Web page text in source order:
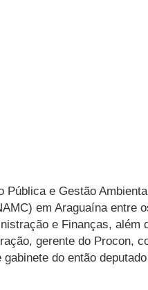
e Gestão
em Araguaína entre
e Finanças, além
gerente do Procon,
do então